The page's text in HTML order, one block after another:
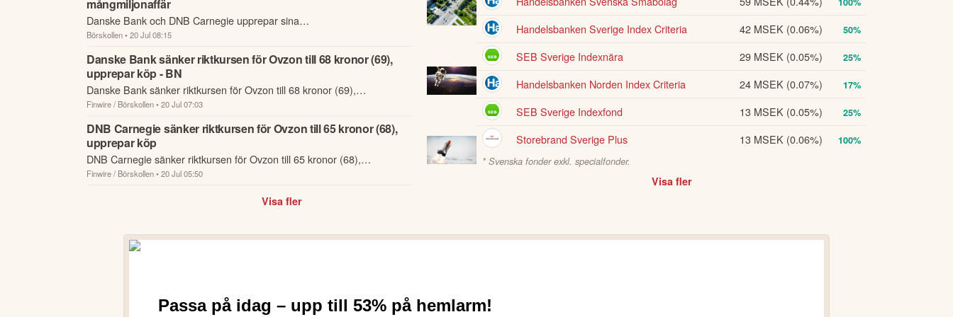
Denna summering har tagits fram med hjälp av AI och kan därför innehålla förenklingar eller sakna viss information. Innehållet ska inte ses som investeringsråd
eller personlig rådgivning. Ta alltid del av bolagets fullständiga kvartalsrapport innan du fattar investeringsbeslut. Historisk avkastning är ingen garanti för
framtida avkastning.
Skulle du upptäcka fel eller andra förbättringsförslag i materialet är du välkommen att
Öppna rapport (PDF)
mångmiljonaffär
Danske Bank och DNB Carnegie upprepar sina
köprekommendationer för Ovzon samma dag.
Börskollen• 20 Jul 08:15
Danske Bank sänker riktkursen för Ovzon till 68 kronor (69),
upprepar köp - BN
Danske Bank sänker riktkursen för Ovzon till 68 kronor (69),
upprepar köp - BN
Finwire / Börskollen• 20 Jul 07:03
DNB Carnegie sänker riktkursen för Ovzon till 65 kronor (68),
upprepar köp
DNB Carnegie sänker riktkursen för Ovzon till 65 kronor (68),
upprepar köp
Finwire / Börskollen• 20 Jul 05:50
Visa fler
Handelsbanken Sverige Index Criteria 42 MSEK (0.06%) 50%
SEB Sverige Indexnära 29 MSEK (0.05%) 25%
Handelsbanken Norden Index Criteria 24 MSEK (0.07%) 17%
SEB Sverige Indexfond 13 MSEK (0.05%) 25%
Storebrand Sverige Plus 13 MSEK (0.06%)
100%
* Svenska fonder exkl. specialfonder.
Visa fler